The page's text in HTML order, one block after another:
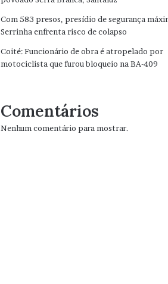
Com 583 presos, presídio de segurança
Serrinha enfrenta risco de colapso
Coité: Funcionário de obra é atropelado por
motociclista que furou bloqueio na BA-409
Comentários
Nenhum comentário para mostrar.